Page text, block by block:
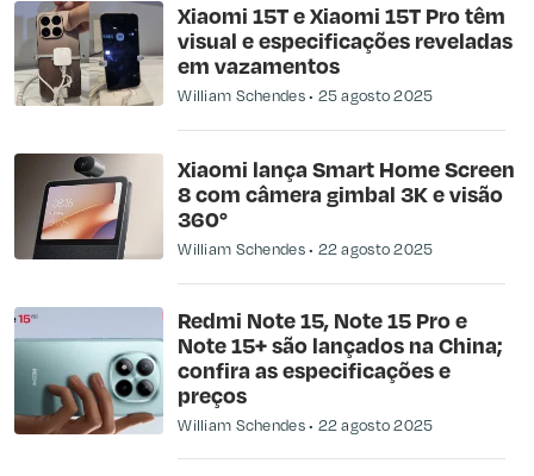
Xiaomi 15T e Xiaomi 15T Pro têm
visual e especificações reveladas
em vazamentos
William Schendes 25 agosto 2025
Xiaomi lança Smart Home Screen
8 com câmera gimbal 3K e visão
360°
William Schendes 22 agosto 2025
Redmi Note 15, Note 15 Pro e
Note 15+ são lançados na China;
confira as especificações e
preços
William Schendes 22 agosto 2025